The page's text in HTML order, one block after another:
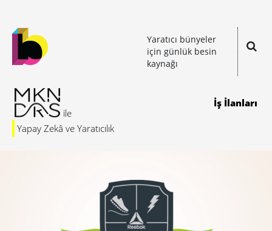
Yaratıcı bünyeler
için günlük besin
kaynağı
Yapay Zekâ ve Yaratıcılık
İş İlanları